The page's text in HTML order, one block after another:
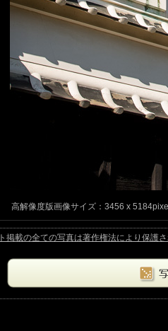
高解像度版画像サイズ：3456 x
掲載の全ての写真は著作権法により保護